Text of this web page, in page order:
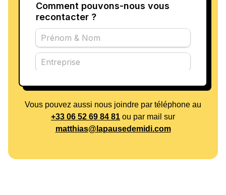
Vous pouvez aussi nous joindre par téléphone au
+33 06 52 69 84 81 ou par mail sur
matthias@lapausedemidi.com